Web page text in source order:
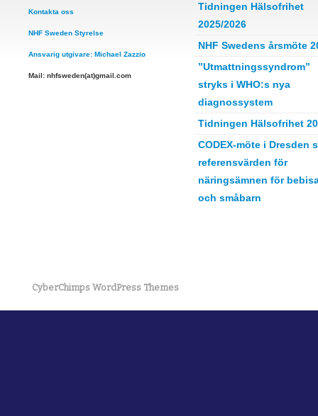
Kontakta oss
NHF Sweden Styrelse
Ansvarig utgivare: Michael Zazzio
Mail: nhfsweden(at)gmail.com
Tidningen Hälsofrihet
2025/2026
NHF Swedens årsmöte
”Utmattningssyndrom”
stryks i WHO:s nya
diagnossystem
Tidningen Hälsofrihet
CODEX-möte i Dresden
referensvärden för
näringsämnen för
och småbarn
CyberChimps WordPress Themes